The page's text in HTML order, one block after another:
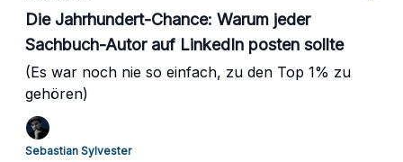
Die Jahrhundert-Chance: Warum jeder
Sachbuch-Autor auf LinkedIn posten sollte
(Es war noch nie so einfach, zu den Top 1% zu
gehören)
Sebastian Sylvester